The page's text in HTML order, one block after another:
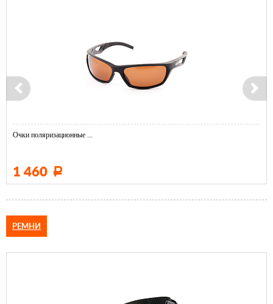
Очки поляризационные ...
1 460 Р
РЕМНИ